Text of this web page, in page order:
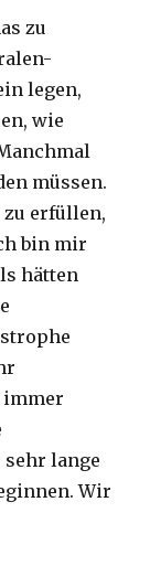
zu
legen,
wie
müssen.
zu erfüllen,
bin mir
hätten
immer
lange
Wir